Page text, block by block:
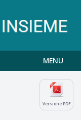
MENU
Versione PDF